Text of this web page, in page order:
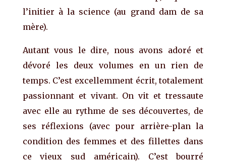
l’initier à la science (au grand dam de sa
mère).
Autant vous le dire, nous avons adoré et
dévoré les deux volumes en un rien de
temps. C’est excellemment écrit, totalement
passionnant et vivant. On vit et tressaute
avec elle au rythme de ses découvertes, de
ses réflexions (avec pour arrière-plan la
condition des femmes et des fillettes dans
ce vieux sud américain). C’est bourré